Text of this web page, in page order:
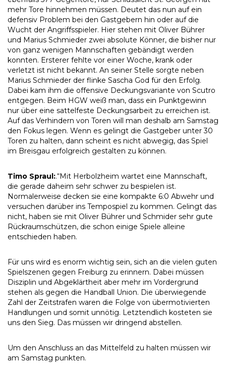
mehr Tore hinnehmen müssen. Deutet das nun auf ein
defensiv Problem bei den Gastgebern hin oder auf die
Wucht der Angriffsspieler. Hier stehen mit Oliver Bührer
und Marius Schmieder zwei absolute Könner, die bisher nur
von ganz wenigen Mannschaften gebändigt werden
konnten. Ersterer fehlte vor einer Woche, krank oder
verletzt ist nicht bekannt. An seiner Stelle sorgte neben
Marius Schmieder der flinke Sascha God für den Erfolg.
Dabei kam ihm die offensive Deckungsvariante von Scutro
entgegen. Beim HGW weiß man, dass ein Punktgewinn
nur über eine sattelfeste Deckungsarbeit zu erreichen ist.
Auf das Verhindern von Toren will man deshalb am Samstag
den Fokus legen. Wenn es gelingt die Gastgeber unter 30
Toren zu halten, dann scheint es nicht abwegig, das Spiel
im Breisgau erfolgreich gestalten zu können.
Timo Spraul:.“Mit Herbolzheim wartet eine Mannschaft,
die gerade daheim sehr schwer zu bespielen ist.
Normalerweise decken sie eine kompakte 6:0 Abwehr und
versuchen darüber ins Tempospiel zu kommen. Gelingt das
nicht, haben sie mit Oliver Bührer und Schmider sehr gute
Rückraumschützen, die schon einige Spiele alleine
entschieden haben.
Für uns wird es enorm wichtig sein, sich an die vielen guten
Spielszenen gegen Freiburg zu erinnern. Dabei müssen
Disziplin und Abgeklärtheit aber mehr im Vordergrund
stehen als gegen die Handball Union. Die überwiegende
Zahl der Zeitstrafen waren die Folge von übermotivierten
Handlungen und somit unnötig. Letztendlich kosteten sie
uns den Sieg. Das müssen wir dringend abstellen.
Um den Anschluss an das Mittelfeld zu halten müssen wir
am Samstag punkten.